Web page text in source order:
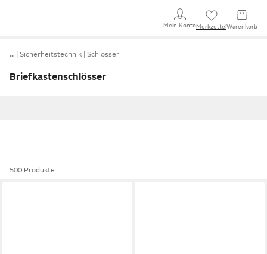
Mein KontoMerkzettel Warenkorb
… Sicherheitstechnik Schlösser
Briefkastenschlösser
500 Produkte